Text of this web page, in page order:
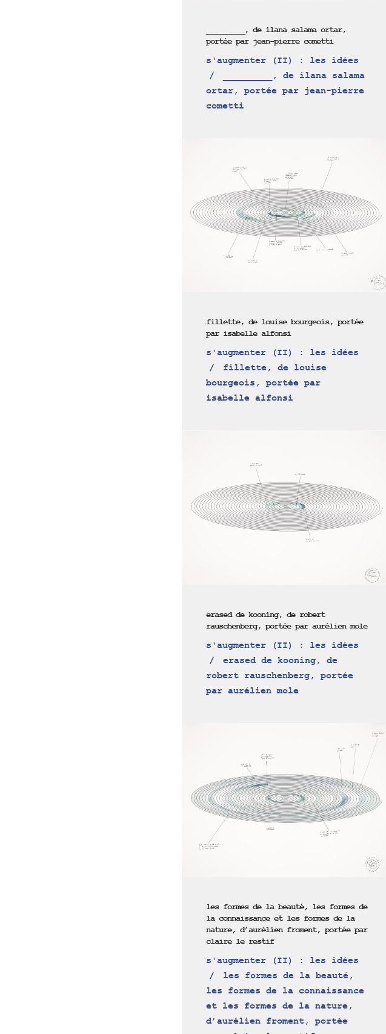
_________, de ilana salama ortar,
portée par jean-pierre cometti
s'augmenter (II) : les idées
_________, de ilana salama
ortar, portée par jean-pierre
cometti
fillette, de louise bourgeois, portée
par isabelle alfonsi
s'augmenter (II) : les idées
fillette, de louise
bourgeois, portée par
isabelle alfonsi
erased de kooning, de robert
rauschenberg, portée par aurélien mole
s'augmenter (II) : les idées
erased de kooning, de
robert rauschenberg, portée
par aurélien mole
les formes de la beauté, les formes de
la connaissance et les formes de la
nature, d’aurélien froment, portée par
claire le restif
s'augmenter (II) : les idées
les formes de la beauté,
les formes de la connaissance
et les formes de la nature,
d’aurélien froment, portée